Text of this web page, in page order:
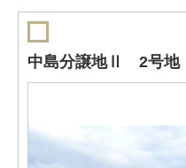
中島分譲地Ⅱ 2号地